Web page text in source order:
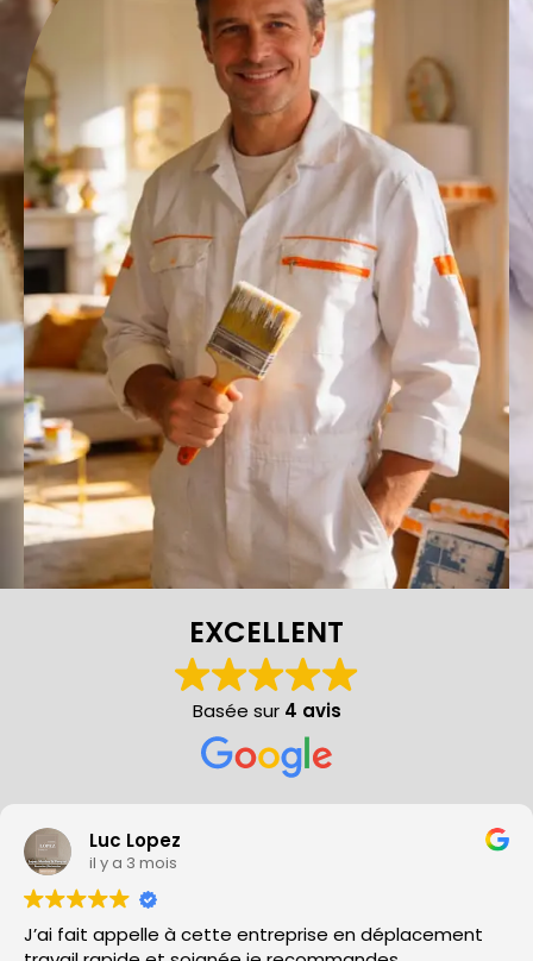
EXCELLENT
Basée sur 4 avis
Gerard COLONGES
il y a 6 mois
Rien à dire sur le travail et la disponibilité: PARFAIT.